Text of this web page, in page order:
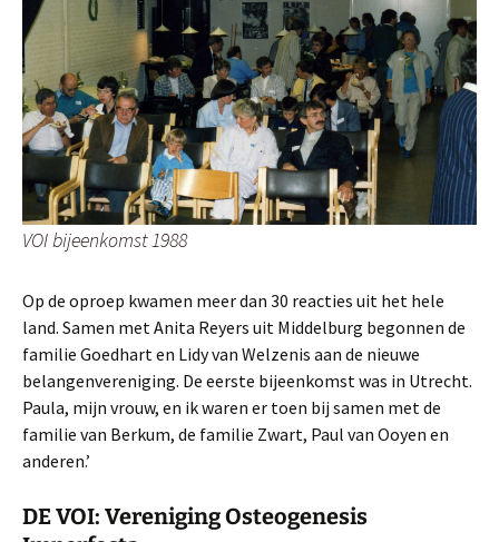
VOI bijeenkomst 1988
Op de oproep kwamen meer dan 30 reacties uit het hele
land. Samen met Anita Reyers uit Middelburg begonnen de
familie Goedhart en Lidy van Welzenis aan de nieuwe
belangenvereniging. De eerste bijeenkomst was in Utrecht.
Paula, mijn vrouw, en ik waren er toen bij samen met de
familie van Berkum, de familie Zwart, Paul van Ooyen en
anderen.’
DE VOI: Vereniging Osteogenesis